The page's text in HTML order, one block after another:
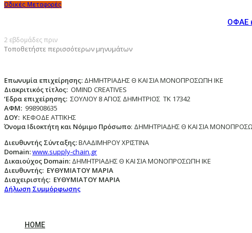
Οδικές Μεταφορές
ΟΦΑΕ
2 εβδομάδες πριν
Τοποθετήστε περισσότερων μηνυμάτων
Επωνυμία επιχείρησης: ΔΗΜΗΤΡΙΑΔΗΣ Θ ΚΑΙ ΣΙΑ ΜΟΝΟΠΡΟΣΩΠΗ ΙΚΕ
Διακριτικός τίτλος: ΟΜΙΝD CREATIVES
‘Eδρα επιχείρησης: ΣΟΥΛΙΟΥ 8 ΑΓΙΟΣ ΔΗΜΗΤΡΙΟΣ ΤΚ 17342
ΑΦΜ: 998908635
ΔΟΥ: ΚΕΦΟΔΕ ΑΤΤΙΚΗΣ
Όνομα Ιδιοκτήτη και Νόμιμο Πρόσωπο: ΔΗΜΗΤΡΙΑΔΗΣ Θ ΚΑΙ ΣΙΑ
Διευθυντής Σύνταξης:ΒΛΑΔΙΜΗΡΟΥ ΧΡΙΣΤΙΝΑ
Domain:www.supply-chain.gr
Δικαιούχος Domain: ΔΗΜΗΤΡΙΑΔΗΣ Θ ΚΑΙ ΣΙΑ ΜΟΝΟΠΡΟΣΩΠΗ ΙΚΕ
Διευθυντής: ΕΥΘΥΜΙΑΤΟΥ ΜΑΡΙΑ
Διαχειριστής: ΕΥΘΥΜΙΑΤΟΥ ΜΑΡΙΑ
Δήλωση Συμμόρφωσης
HOME